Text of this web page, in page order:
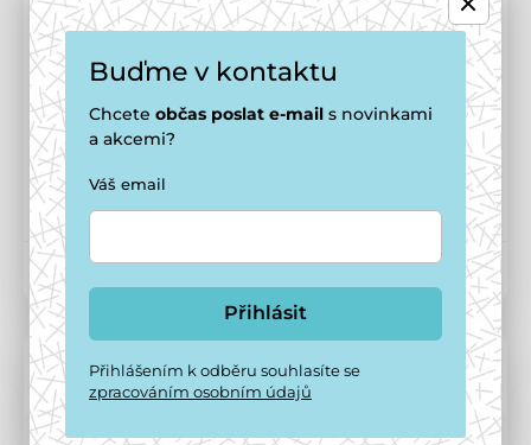
Tento produkt vám doručíme
Možnosti doručení ›
Zavolejte na
Kód produktu:
Popis a parametry
Buďme v kontaktu
Chcete občas poslat e-mail s novinkami
a akcemi?
Váš email
Přihlásit
Přihlášením k odběru souhlasíte se
zpracováním osobním údajů